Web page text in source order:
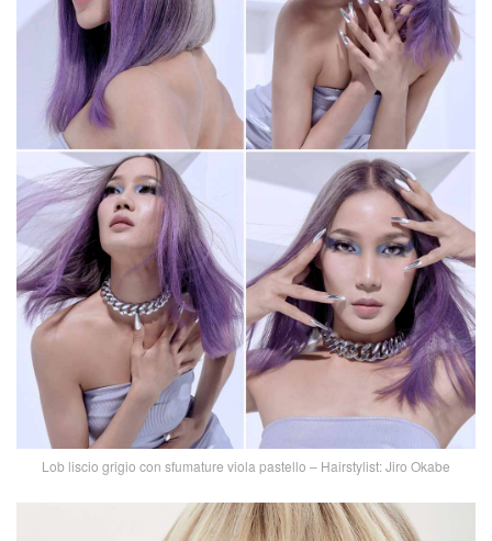
Lob liscio grigio con sfumature viola pastello – Hairstylist: Jiro Okabe